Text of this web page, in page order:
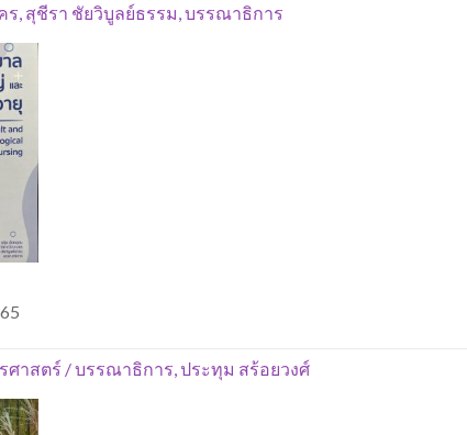
, สุชีรา ชัยวิบูลย์ธรรม, บรรณาธิการ
ศาสตร์ / บรรณาธิการ, ประทุม สร้อยวงศ์